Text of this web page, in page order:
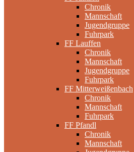
Chronik
Mannschaft
Jugendgruppe
Fuhrpark
FF Lauffen
Chronik
Mannschaft
Jugendgruppe
Fuhrpark
FF Mitterweißenbach
Chronik
Mannschaft
Fuhrpark
FF Pfandl
Chronik
Mannschaft